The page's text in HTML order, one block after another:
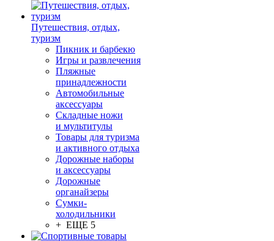
Путешествия, отдых,
туризм
Пикник и барбекю
Игры и развлечения
Пляжные
принадлежности
Автомобильные
аксессуары
Складные ножи
и мультитулы
Товары для туризма
и активного отдыха
Дорожные наборы
и аксессуары
Дорожные
органайзеры
Сумки-
холодильники
+ ЕЩЕ 5